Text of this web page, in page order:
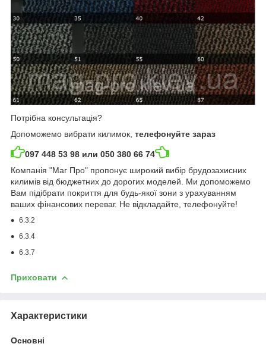
Потрібна консультація?
Допоможемо вибрати килимок, телефонуйте зараз
097 448 53 98 или 050 380 66 74
Компанія "Маг Про" пропонує широкий вибір брудозахисних
килимів від бюджетних до дорогих моделей. Ми допоможемо
Вам підібрати покриття для будь-якої зони з урахуванням
ваших фінансових переваг. Не відкладайте, телефонуйте!
6.3.2
6.3.4
6.3.7
Приховати
Характеристики
Основні